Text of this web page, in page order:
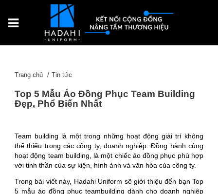
Trang chủ Tin tức
Top 5 Mẫu Áo Đồng Phục Team Building
Đẹp, Phổ Biến Nhất
Team building là một trong những hoạt động giải trí không
thể thiếu trong các công ty, doanh nghiệp. Đồng hành cùng
hoạt động team building, là một chiếc áo đồng phục phù hợp
với tinh thần của sự kiện, hình ảnh và văn hóa của công ty.
Trong bài viết này, Hadahi Uniform sẽ giới thiệu đến bạn Top
5 mẫu áo đồng phục teambuilding dành cho doanh nghiệp